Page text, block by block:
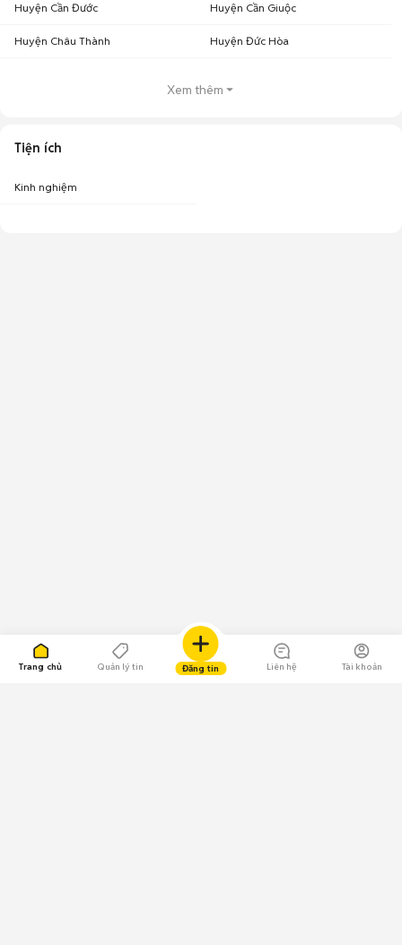
Trang chủ Quản lý tin Đăng tin Liên hệ Tài khoản
Huyện Cần Đước Huyện Cần Giuộc
Huyện Châu Thành Huyện Đức Hòa
Xem thêm
Tiện ích
Kinh nghiệm